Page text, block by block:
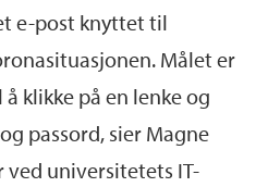
e-post knyttet til
Målet er
klikke på en lenke og
passord, sier Magne
ved universitetets IT-